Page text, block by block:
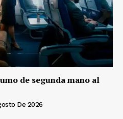
de segunda mano al
De 2026